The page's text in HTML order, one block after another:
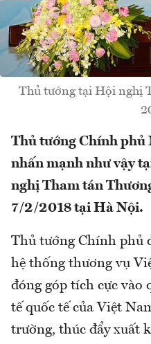
Thủ tướng tại Hội nghị
Thủ tướng Chính phủ
nhấn mạnh như vậy
nghị Tham tán
7/2/2018 tại Hà Nội.
Thủ tướng Chính phủ
hệ thống thương vụ
đóng góp tích cực
tế quốc tế của Việt
trường, thúc đẩy xuất